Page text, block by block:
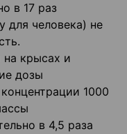
в 17 раз
для человека) не
крысах и
дозы
1000
в 4,5 раза